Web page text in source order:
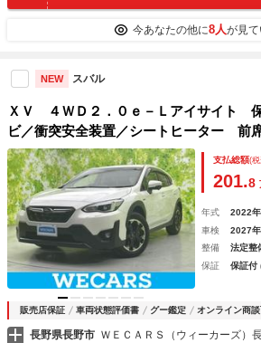
今あなたの他に8人が見
NEW スバル
ＸＶ ４ＷＤ２．０ｅ－Ｌアイサイト
ビ／衝突安全装置／シートヒーター 前
システム／ヘッドランプ ＬＥＤ／ＵＳ
ｔｏｏｔｈ接続／ＥＴＣ／ＥＢＤ付ＡＢ
支払総額(
201.8
年式 2022年
車検
2027年
整備
法定整
保証
保証付
販売店保証 車両状態評価書 グー鑑定 オンライン商談
長野県長野市 ＷＥＣＡＲＳ（ウィーカーズ）